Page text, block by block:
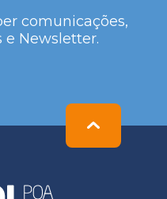
comunicações,
e Newsletter.